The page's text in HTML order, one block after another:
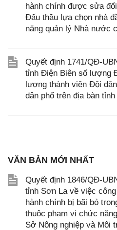
hành chính được sửa
Đấu thầu lựa chọn nhà
năng quản lý Nhà nước
Quyết định 1741/QĐ-
tỉnh Điện Biên số lượng
lượng thành viên Đội
dân phố trên địa bàn
VĂN BẢN MỚI NHẤT
Quyết định 1846/QĐ-
tỉnh Sơn La về việc
hành chính bị bãi bỏ
thuộc phạm vi chức
Sở Nông nghiệp và Môi